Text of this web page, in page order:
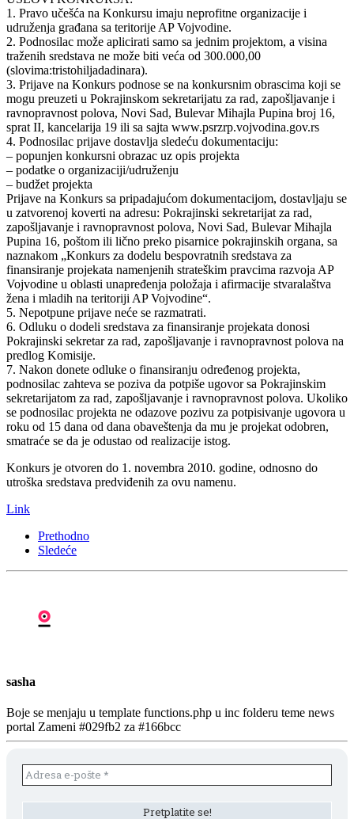
1. Pravo učešća na Konkursu imaju neprofitne organizacije i
udruženja građana sa teritorije AP Vojvodine.
2. Podnosilac može aplicirati samo sa jednim projektom, a visina
traženih sredstava ne može biti veća od 300.000,00
(slovima:tristohiljadadinara).
3. Prijave na Konkurs podnose se na konkursnim obrascima koji se
mogu preuzeti u Pokrajinskom sekretarijatu za rad, zapošljavanje i
ravnopravnost polova, Novi Sad, Bulevar Mihajla Pupina broj 16,
sprat II, kancelarija 19 ili sa sajta www.psrzrp.vojvodina.gov.rs
4. Podnosilac prijave dostavlja sledeću dokumentaciju:
– popunjen konkursni obrazac uz opis projekta
– podatke o organizaciji/udruženju
– budžet projekta
Prijave na Konkurs sa pripadajućom dokumentacijom, dostavljaju se
u zatvorenoj koverti na adresu: Pokrajinski sekretarijat za rad,
zapošljavanje i ravnopravnost polova, Novi Sad, Bulevar Mihajla
Pupina 16, poštom ili lično preko pisarnice pokrajinskih organa, sa
naznakom „Konkurs za dodelu bespovratnih sredstava za
finansiranje projekata namenjenih strateškim pravcima razvoja AP
Vojvodine u oblasti unapređenja položaja i afirmacije stvaralaštva
žena i mladih na teritoriji AP Vojvodine“.
5. Nepotpune prijave neće se razmatrati.
6. Odluku o dodeli sredstava za finansiranje projekata donosi
Pokrajinski sekretar za rad, zapošljavanje i ravnopravnost polova na
predlog Komisije.
7. Nakon donete odluke o finansiranju određenog projekta,
podnosilac zahteva se poziva da potpiše ugovor sa Pokrajinskim
sekretarijatom za rad, zapošljavanje i ravnopravnost polova. Ukoliko
se podnosilac projekta ne odazove pozivu za potpisivanje ugovora u
roku od 15 dana od dana obaveštenja da mu je projekat odobren,
smatraće se da je odustao od realizacije istog.
Konkurs je otvoren do 1. novembra 2010. godine, odnosno do
utroška sredstava predviđenih za ovu namenu.
Link
Prethodno
Sledeće
sasha
Boje se menjaju u template functions.php u inc folderu teme news
portal Zameni #029fb2 za #166bcc